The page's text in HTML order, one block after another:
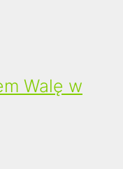
Walę w